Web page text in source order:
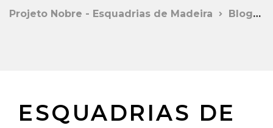
Projeto Nobre - Esquadrias de Madeira Blog
ESQUADRIAS DE